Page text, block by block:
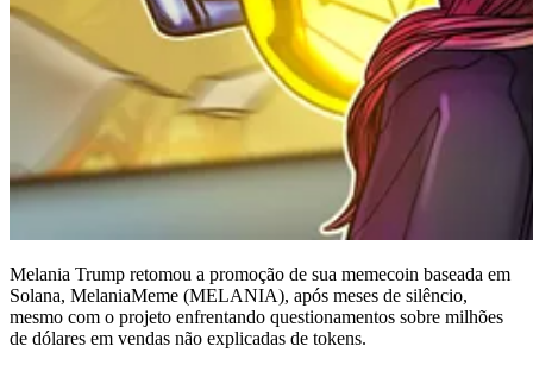
Melania Trump retomou a promoção de sua memecoin baseada em
Solana, MelaniaMeme (MELANIA), após meses de silêncio,
mesmo com o projeto enfrentando questionamentos sobre milhões
de dólares em vendas não explicadas de tokens.